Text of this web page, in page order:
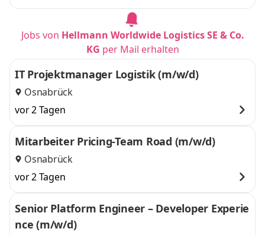
Jobs von Hellmann Worldwide Logistics SE & Co.
KG per Mail erhalten
IT Projektmanager Logistik (m/w/d)
Osnabrück
vor 2 Tagen
Mitarbeiter Pricing-Team Road (m/w/d)
Osnabrück
vor 2 Tagen
Senior Platform Engineer – Developer Experie
nce (m/w/d)